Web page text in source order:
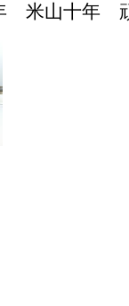
米山十年